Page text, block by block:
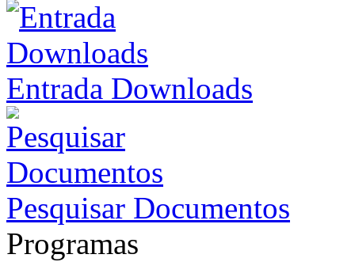
Entrada Downloads
Pesquisar Documentos
Programas